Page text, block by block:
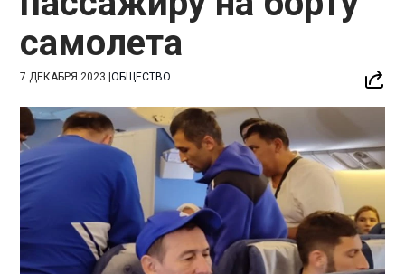
самолета
7 ДЕКАБРЯ 2023 |ОБЩЕСТВО